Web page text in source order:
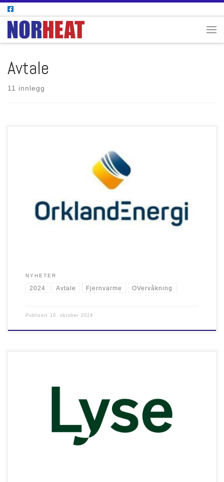
Skip to content
Avtale
11 innlegg
Norheat har inngått WDO avtale med Orkland Energi. Avtalen innebærer
overvåkning av fjernvarmenettet i Orkanger, samt etablering av alarmsoner
og fjernmåling. Hva betyr WDO-avtalen? WDO står for Wideco Data Online, og
refererer til et system for overvåkning og styring av tekniske anlegg. I dette
tilfellet brukes systemet til å overvåke […]
NYHETER
2024 Avtale Fjernvarme OVervåkning
Publisert 10. oktober 2024
Norheat har forlenget WDO avtale med Lyse NEO. Omhandler alarm og
overvåkning. Vi ser frem til flere år med godt samarbeid.